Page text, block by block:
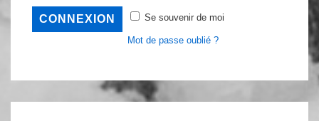
Se souvenir de moi
Mot de passe oublié ?